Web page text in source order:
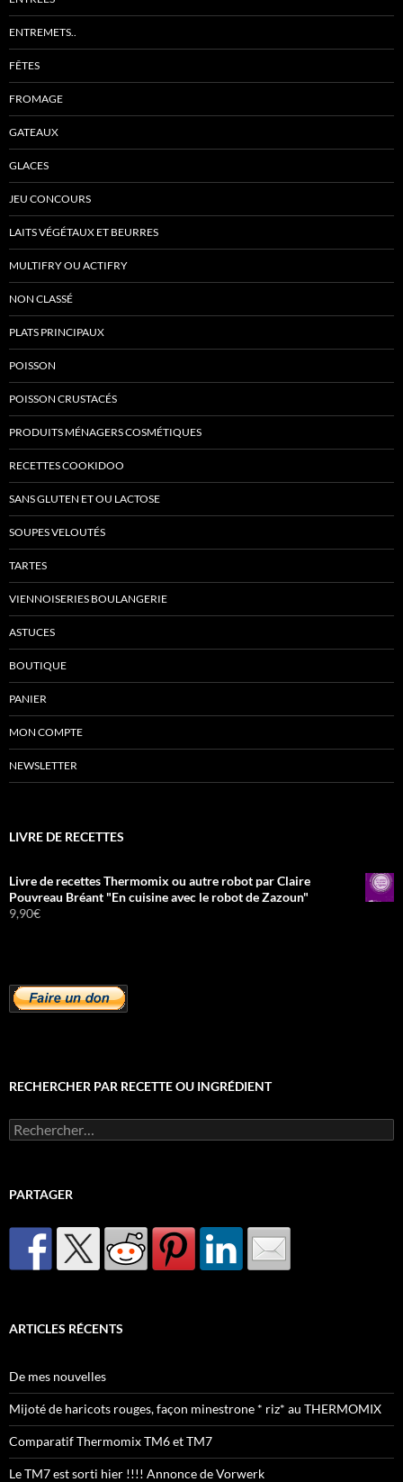
ENTREMETS..
FÊTES
FROMAGE
GATEAUX
GLACES
JEU CONCOURS
LAITS VÉGÉTAUX ET BEURRES
MULTIFRY OU ACTIFRY
NON CLASSÉ
PLATS PRINCIPAUX
POISSON
POISSON CRUSTACÉS
PRODUITS MÉNAGERS COSMÉTIQUES
RECETTES COOKIDOO
SANS GLUTEN ET OU LACTOSE
SOUPES VELOUTÉS
TARTES
VIENNOISERIES BOULANGERIE
ASTUCES
BOUTIQUE
PANIER
MON COMPTE
NEWSLETTER
LIVRE DE RECETTES
Livre de recettes Thermomix ou autre robot par Claire
Pouvreau Bréant "En cuisine avec le robot de Zazoun"
9,90€
RECHERCHER PAR RECETTE OU INGRÉDIENT
Rechercher :
PARTAGER
ARTICLES RÉCENTS
De mes nouvelles
Mijoté de haricots rouges, façon minestrone * riz* au THERMOMIX
Comparatif Thermomix TM6 et TM7
Le TM7 est sorti hier !!!! Annonce de Vorwerk